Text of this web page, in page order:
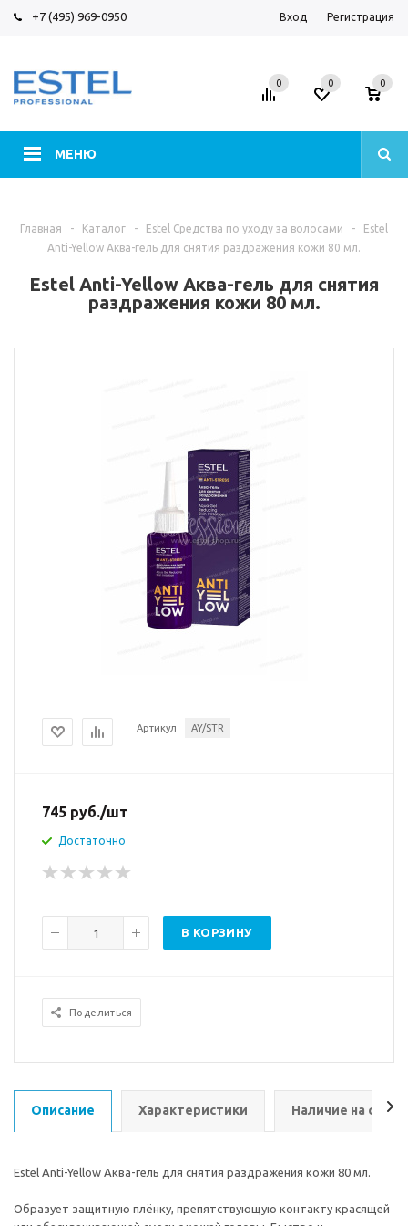
+7 (495) 969-0950 Вход Регистрация
МЕНЮ
0 0 0
Главная - Каталог - Estel Средства по уходу за волосами -
Estel
Anti-Yellow Аква-гель для снятия раздражения кожи 80 мл.
Estel Anti-Yellow Аква-гель для снятия
раздражения кожи 80 мл.
Артикул AY/STR
745 руб./шт
Достаточно
В КОРЗИНУ
Поделиться
Описание Характеристики Наличие на
Estel Anti-Yellow Аква-гель для снятия раздражения кожи 80 мл.
Образует защитную плёнку, препятствующую контакту красящей